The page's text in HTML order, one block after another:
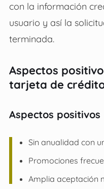
con la información
usuario y así la
terminada.
Aspectos
tarjeta de
Aspectos positivos
Sin anualidad con
Promociones
Amplia aceptación